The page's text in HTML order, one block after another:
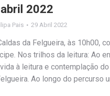
2022
Pais 29 Abril 2022
da Felgueira, às 10h00,
Nos trilhos da leitura: Ao
à leitura e contemplação
Ao longo do percurso